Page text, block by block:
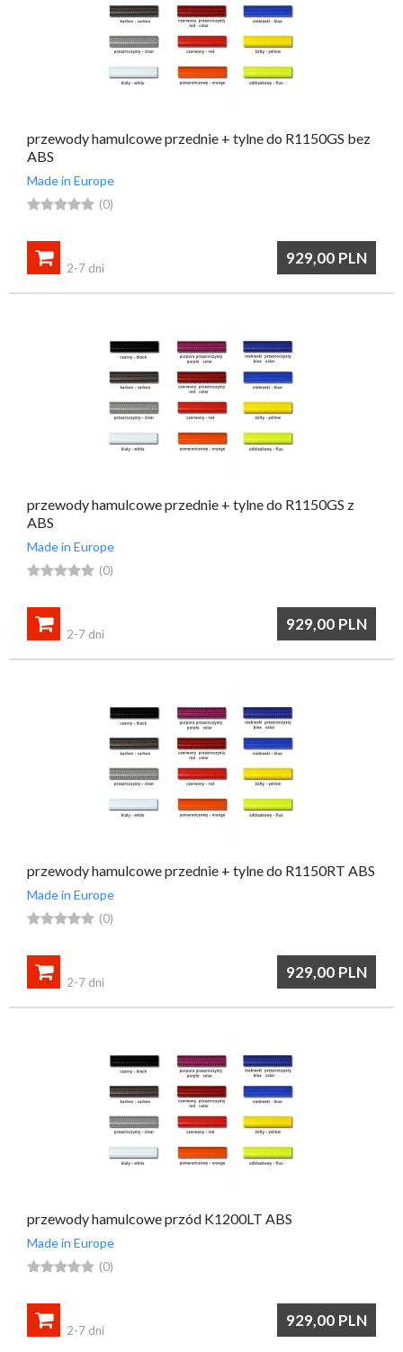
przewody hamulcowe przednie + tylne do R1150GS bez
ABS
Made in Europe
 (0)
929,00 PLN

2-7 dni
przewody hamulcowe przednie + tylne do R1150GS z
ABS
Made in Europe
 (0)
929,00 PLN

2-7 dni
przewody hamulcowe przednie + tylne do R1150RT ABS
Made in Europe
 (0)
929,00 PLN

2-7 dni
przewody hamulcowe przód K1200LT ABS
Made in Europe
 (0)
929,00 PLN

2-7 dni